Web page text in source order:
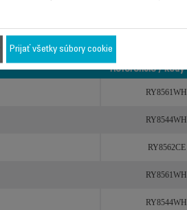
Referencie / kódy
RY8561WH
RY8544WH
RY8562CE
RY8561WH
RY8544WH
Prijať všetky súbory cookie